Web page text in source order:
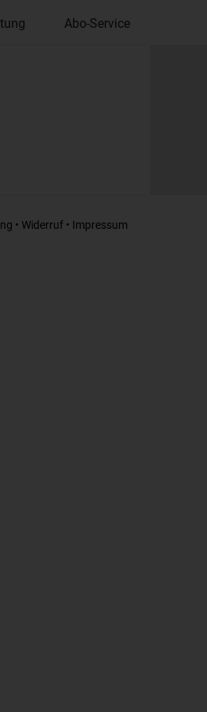
Abo-Service
• Widerruf • Impressum